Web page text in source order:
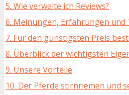
5. Wie verwalte ich Reviews?
6. Meinungen, Erfahrungen und
7. Für den günstigsten Preis
8. Überblick der wichtigsten
9. Unsere Vorteile
10. Der Pferde stirnriemen und